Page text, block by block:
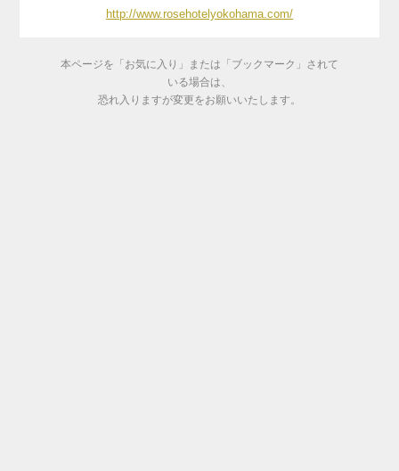
http://www.rosehotelyokohama.com/
本ページを「お気に入り」または「ブックマーク」されて
いる場合は、
恐れ入りますが変更をお願いいたします。